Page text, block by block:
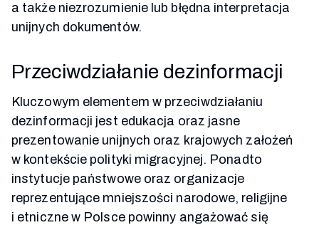
a także niezrozumienie lub błędna interpretacja
unijnych dokumentów.
Przeciwdziałanie dezinformacji
Kluczowym elementem w przeciwdziałaniu
dezinformacji jest edukacja oraz jasne
prezentowanie unijnych oraz krajowych założeń
w kontekście polityki migracyjnej. Ponadto
instytucje państwowe oraz organizacje
reprezentujące mniejszości narodowe, religijne
i etniczne w Polsce powinny angażować się